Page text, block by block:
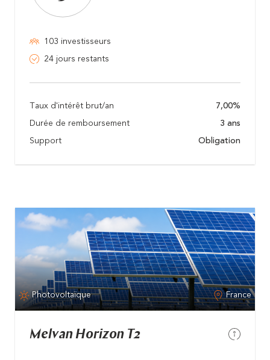
103 investisseurs
24 jours restants
Taux d'intérêt brut/an 7,00%
Durée de remboursement 3 ans
Support Obligation
Photovoltaïque France
Melvan Horizon T2